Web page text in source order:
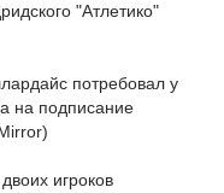
"Атлетико"
потребовал у
на подписание
игроков